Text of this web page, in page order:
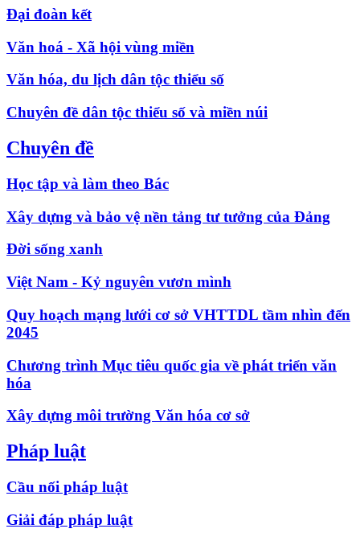
Đại đoàn kết
Văn hoá - Xã hội vùng miền
Văn hóa, du lịch dân tộc thiểu số
Chuyên đề dân tộc thiểu số và miền núi
Chuyên đề
Học tập và làm theo Bác
Xây dựng và bảo vệ nền tảng tư tưởng của Đảng
Đời sống xanh
Việt Nam - Kỷ nguyên vươn mình
Quy hoạch mạng lưới cơ sở VHTTDL tầm nhìn đến
2045
Chương trình Mục tiêu quốc gia về phát triển văn
hóa
Xây dựng môi trường Văn hóa cơ sở
Pháp luật
Cầu nối pháp luật
Giải đáp pháp luật